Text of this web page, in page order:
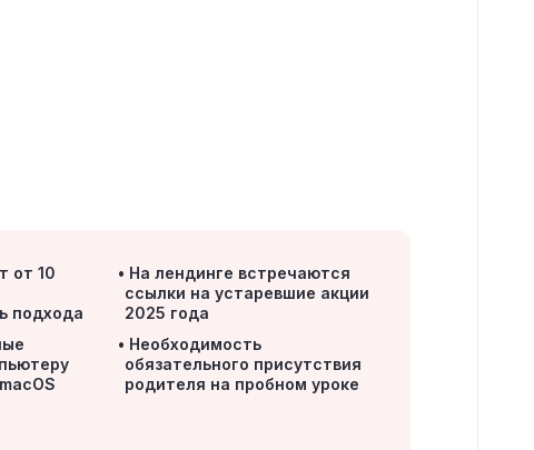
от 10
подхода
На лендинге встречаются
ссылки на устаревшие акции
2025 года
Необходимость
обязательного присутствия
родителя на пробном уроке